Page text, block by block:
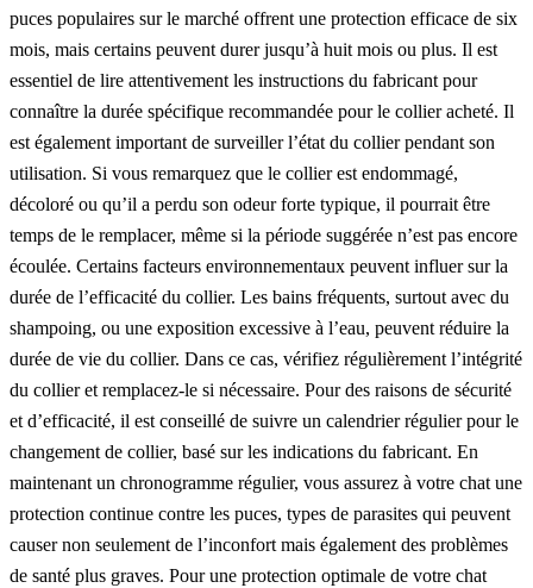
puces populaires sur le marché offrent une protection efficace de six
mois, mais certains peuvent durer jusqu’à huit mois ou plus. Il est
essentiel de lire attentivement les instructions du fabricant pour
connaître la durée spécifique recommandée pour le collier acheté. Il
est également important de surveiller l’état du collier pendant son
utilisation. Si vous remarquez que le collier est endommagé,
décoloré ou qu’il a perdu son odeur forte typique, il pourrait être
temps de le remplacer, même si la période suggérée n’est pas encore
écoulée. Certains facteurs environnementaux peuvent influer sur la
durée de l’efficacité du collier. Les bains fréquents, surtout avec du
shampoing, ou une exposition excessive à l’eau, peuvent réduire la
durée de vie du collier. Dans ce cas, vérifiez régulièrement l’intégrité
du collier et remplacez-le si nécessaire. Pour des raisons de sécurité
et d’efficacité, il est conseillé de suivre un calendrier régulier pour le
changement de collier, basé sur les indications du fabricant. En
maintenant un chronogramme régulier, vous assurez à votre chat une
protection continue contre les puces, types de parasites qui peuvent
causer non seulement de l’inconfort mais également des problèmes
de santé plus graves. Pour une protection optimale de votre chat